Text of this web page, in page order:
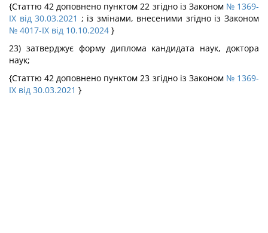
{Статтю 42 доповнено пунктом 22 згідно із Законом № 1369-
IX від 30.03.2021 ; із змінами, внесеними згідно із Законом
№ 4017-IX від 10.10.2024 }
23) затверджує форму диплома кандидата наук, доктора
наук;
{Статтю 42 доповнено пунктом 23 згідно із Законом № 1369-
IX від 30.03.2021 }